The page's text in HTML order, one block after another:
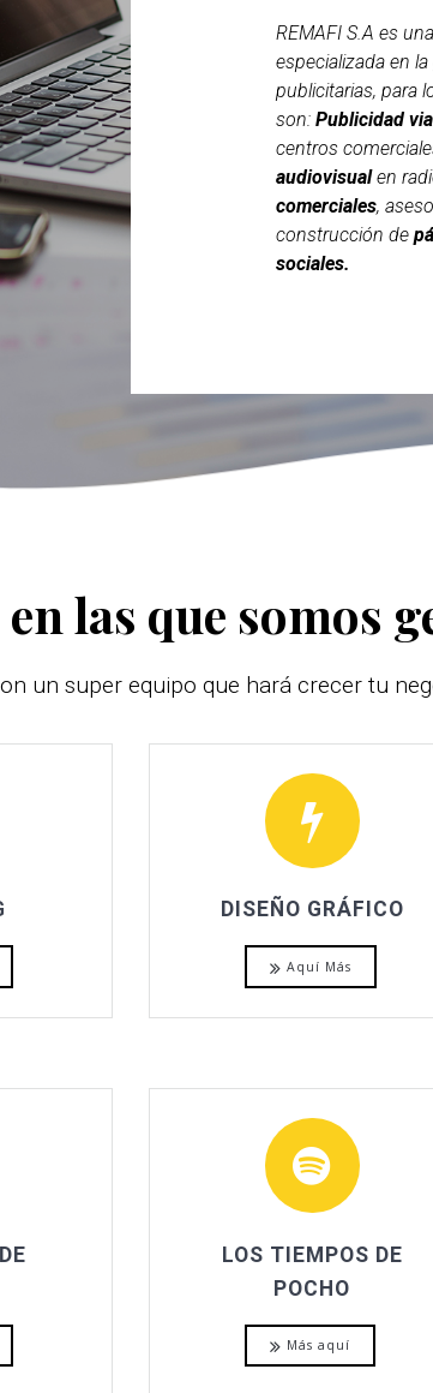
REMAFI S.A es
especializada en
publicitarias, para
son: Publicidad
centros
audiovisualen
comerciales,
construcción de
sociales.
las que somos
un super equipo que hará crecer tu
DISEÑO GRÁFICO
Aquí Más
LOS TIEMPOS DE
POCHO
Más aquí